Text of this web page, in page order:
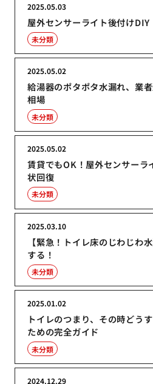
屋外センサーライト後付け
2025.05.03
未分類
給湯器のポタポタ水漏れ、業
相場
2025.05.02
未分類
賃貸でもOK！屋外センサーラ
状回復
2025.05.02
未分類
【緊急！トイレ床のじわじわ
する！
2025.03.10
未分類
トイレのつまり、その時どう
ための完全ガイド
2025.01.02
未分類
2024.12.29